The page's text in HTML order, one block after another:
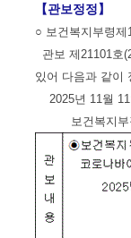
【관보정정】
○ 보건복지부령
관보 제21101호
있어 다음과 같이
2025년 11월 11
보건복지부